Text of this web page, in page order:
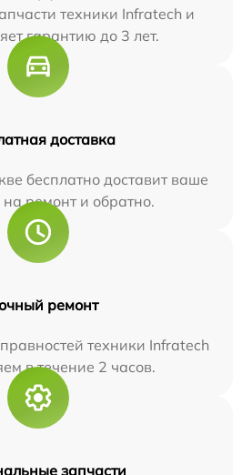
техники Infratech и
гарантию до 3 лет.
доставка
бесплатно доставит ваше
на ремонт и обратно.
ремонт
техники Infratech
в течение 2 часов.
запчасти